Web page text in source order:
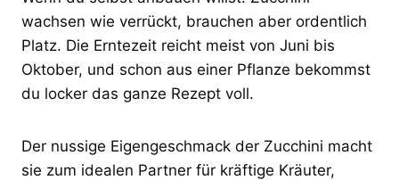
wachsen wie verrückt, brauchen aber ordentlich
Platz. Die Erntezeit reicht meist von Juni bis
Oktober, und schon aus einer Pflanze bekommst
du locker das ganze Rezept voll.
Der nussige Eigengeschmack der Zucchini macht
sie zum idealen Partner für kräftige Kräuter,